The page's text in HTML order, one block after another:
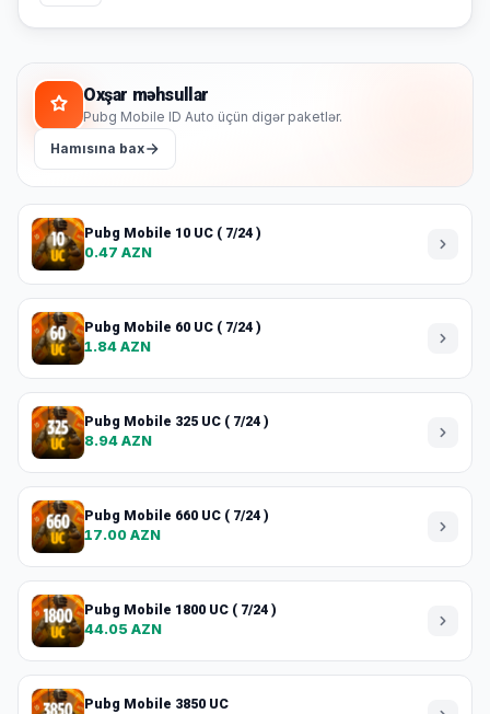
Oxşar məhsullar
Pubg Mobile ID Auto üçün digər paketlər.
Hamısına bax
Pubg Mobile 10 UC ( 7/24 )
0.47 AZN
Pubg Mobile 60 UC ( 7/24 )
1.84 AZN
Pubg Mobile 325 UC ( 7/24 )
8.94 AZN
Pubg Mobile 660 UC ( 7/24 )
17.00 AZN
Pubg Mobile 1800 UC ( 7/24 )
44.05 AZN
Pubg Mobile 3850 UC